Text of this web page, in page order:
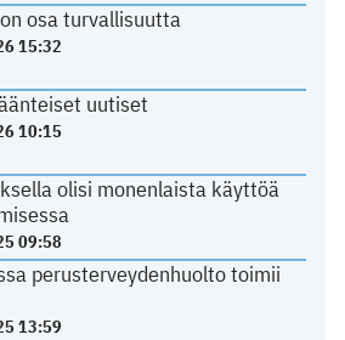
osa turvallisuutta
15:32
uutiset
10:15
olisi monenlaista käyttöä
09:58
perusterveydenhuolto toimii
13:59